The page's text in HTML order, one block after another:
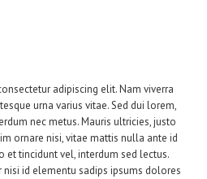
adipiscing elit. Nam viverra
urna varius vitae. Sed dui lorem,
nec metus. Mauris ultricies, justo
ornare nisi, vitae mattis nulla ante id
et tincidunt vel, interdum sed lectus.
id elementu sadips ipsums dolores